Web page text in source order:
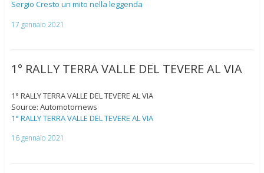
Sergio Cresto un mito nella leggenda
17 gennaio 2021
1° RALLY TERRA VALLE DEL TEVERE AL VIA
1° RALLY TERRA VALLE DEL TEVERE AL VIA
Source: Automotornews
1° RALLY TERRA VALLE DEL TEVERE AL VIA
16 gennaio 2021